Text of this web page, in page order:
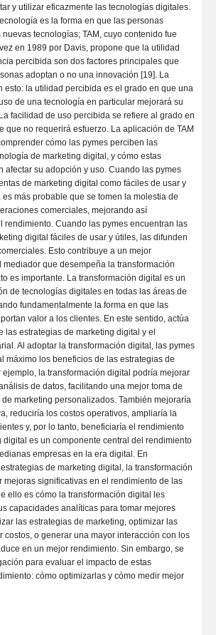
y utilizar eficazmente las tecnologías digitales.
es la forma en que las personas
tecnologías; TAM, cuyo contenido fue
en 1989 por Davis, propone que la utilidad
percibida son dos factores principales que
adoptan o no una innovación [19]. La
esto: la utilidad percibida es el grado en que una
de una tecnología en particular mejorará su
facilidad de uso percibida se refiere al grado en
que no requerirá esfuerzo. La aplicación de TAM
cómo las pymes perciben las
de marketing digital, y cómo estas
afectar su adopción y uso. Cuando las pymes
de marketing digital como fáciles de usar y
es más probable que se tomen la molestia de
comerciales, mejorando así
rendimiento. Cuando las pymes encuentran las
digital fáciles de usar y útiles, las difunden
Esto contribuye a un mejor
que desempeña la transformación
es importante. La transformación digital es un
de tecnologías digitales en todas las áreas de
fundamentalmente la forma en que las
valor a los clientes. En este sentido, actúa
las estrategias de marketing digital y el
Al adoptar la transformación digital, las pymes
máximo los beneficios de las estrategias de
ejemplo, la transformación digital podría mejorar
de datos, facilitando una mejor toma de
marketing personalizados. También mejoraría
reduciría los costos operativos, ampliaría la
y, por lo tanto, beneficiaría el rendimiento
digital es un componente central del rendimiento
empresas en la era digital. En
de marketing digital, la transformación
mejoras significativas en el rendimiento de las
ello es cómo la transformación digital les
capacidades analíticas para tomar mejores
las estrategias de marketing, optimizar las
costos, o generar una mayor interacción con los
en un mejor rendimiento. Sin embargo, se
para evaluar el impacto de estas
cómo optimizarlas y cómo medir mejor